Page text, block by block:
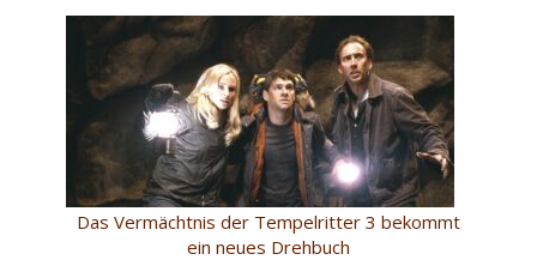
Das Vermächtnis der Tempelritter 3 bekommt
ein neues Drehbuch